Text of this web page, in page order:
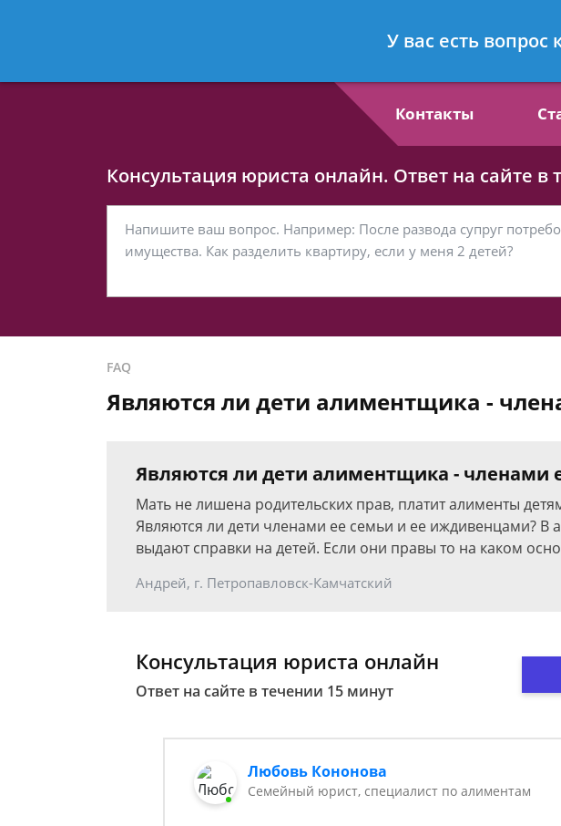
- Семейный юрист, специалист по
Контакты
Консультация юриста онлайн. Ответ на сайте в
FAQ
Являются ли дети алиментщика -
Являются ли дети алиментщика - членами
Мать не лишена родительских прав, платит алименты
Являются ли дети членами ее семьи и ее иждивенцами? В
выдают справки на детей. Если они правы то на каком
Андрей, г. Петропавловск-Камчатский
Консультация юриста онлайн
Ответ на сайте в течении 15 минут
Любовь Кононова
Семейный юрист, специалист по алиментам
У вас есть вопрос